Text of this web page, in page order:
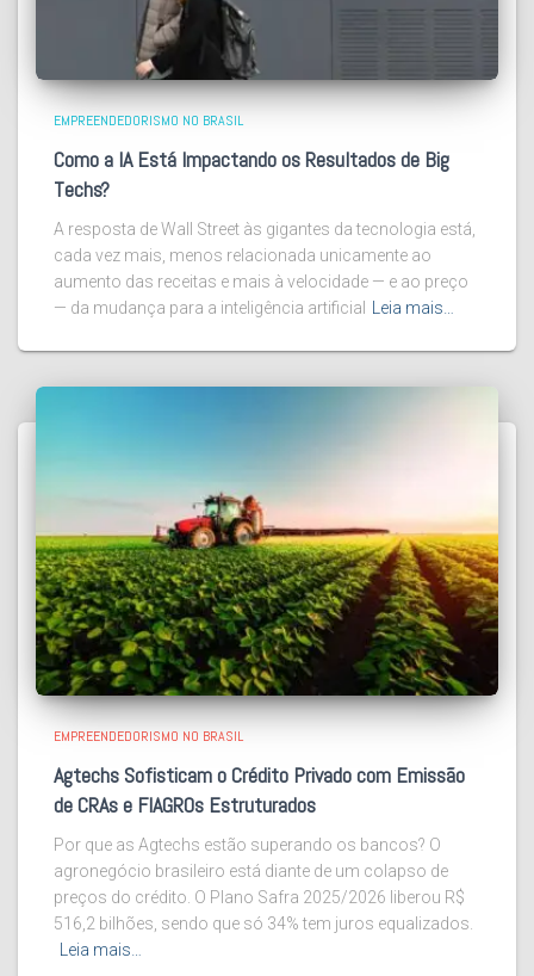
EMPREENDEDORISMO NO BRASIL
Como a IA Está Impactando os Resultados de Big
Techs?
A resposta de Wall Street às gigantes da tecnologia está,
cada vez mais, menos relacionada unicamente ao
aumento das receitas e mais à velocidade — e ao preço
— da mudança para a inteligência artificial
Leia mais…
EMPREENDEDORISMO NO BRASIL
Agtechs Sofisticam o Crédito Privado com Emissão
de CRAs e FIAGROs Estruturados
Por que as Agtechs estão superando os bancos? O
agronegócio brasileiro está diante de um colapso de
preços do crédito. O Plano Safra 2025/2026 liberou R$
516,2 bilhões, sendo que só 34% tem juros equalizados.
Leia mais…